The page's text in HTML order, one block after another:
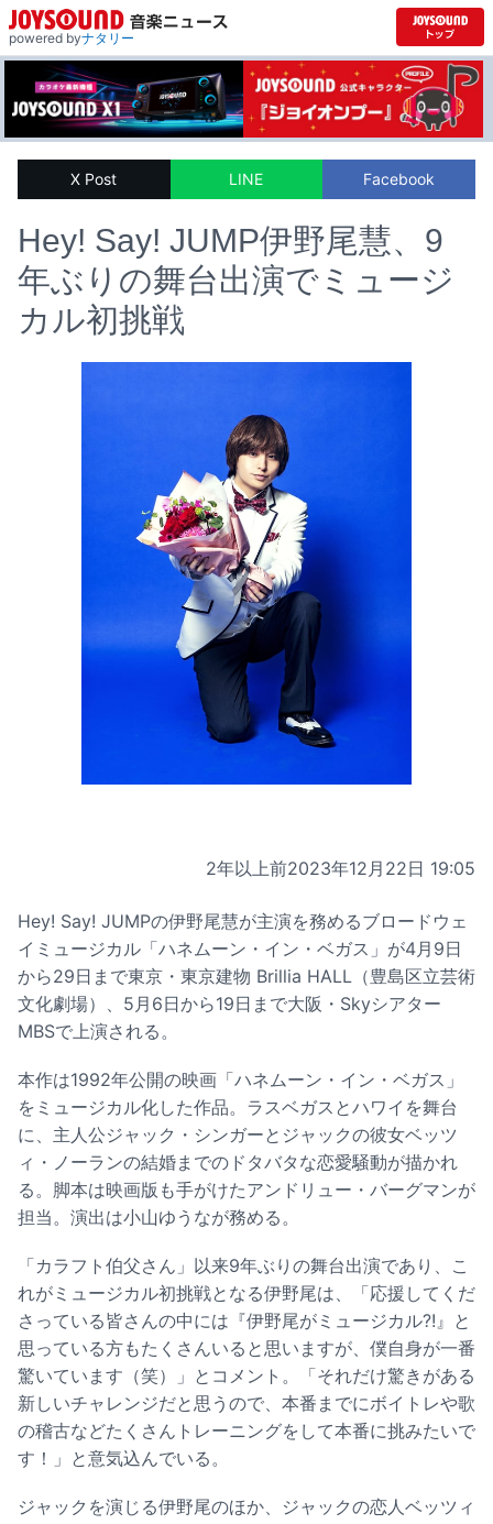
powered byナタリー
X Post LINE Facebook
Hey! Say! JUMP伊野尾慧、9
年ぶりの舞台出演でミュージ
カル初挑戦
2年以上前2023年12月22日 19:05
Hey! Say! JUMPの伊野尾慧が主演を務めるブロードウェ
イミュージカル「ハネムーン・イン・ベガス 」が4月9日
から29日まで東京・東京建物 Brillia HALL（豊島区立芸術
文化劇場）、5月6日から19日まで大阪・Skyシアター
MBSで上演される。
本作は1992年公開の映画「ハネムーン・イン・ベガス」
をミュージカル化した作品。ラスベガスとハワイを舞台
に、主人公ジャック・シンガーとジャックの彼女ベッツ
ィ・ノーランの結婚までのドタバタな恋愛騒動が描かれ
る。脚本は映画版も手がけたアンドリュー・バーグマンが
担当。演出は小山ゆうなが務める。
「カラフト伯父さん」以来9年ぶりの舞台出演であり、こ
れがミュージカル初挑戦となる伊野尾は、「応援してくだ
さっている皆さんの中には『伊野尾がミュージカル?!』と
思っている方もたくさんいると思いますが、僕自身が一番
驚いています（笑）」とコメント。「それだけ驚きがある
新しいチャレンジだと思うので、本番までにボイトレや歌
の稽古などたくさんトレーニングをして本番に挑みたいで
す！」と意気込んでいる。
ジャックを演じる伊野尾のほか、ジャックの恋人ベッツィ